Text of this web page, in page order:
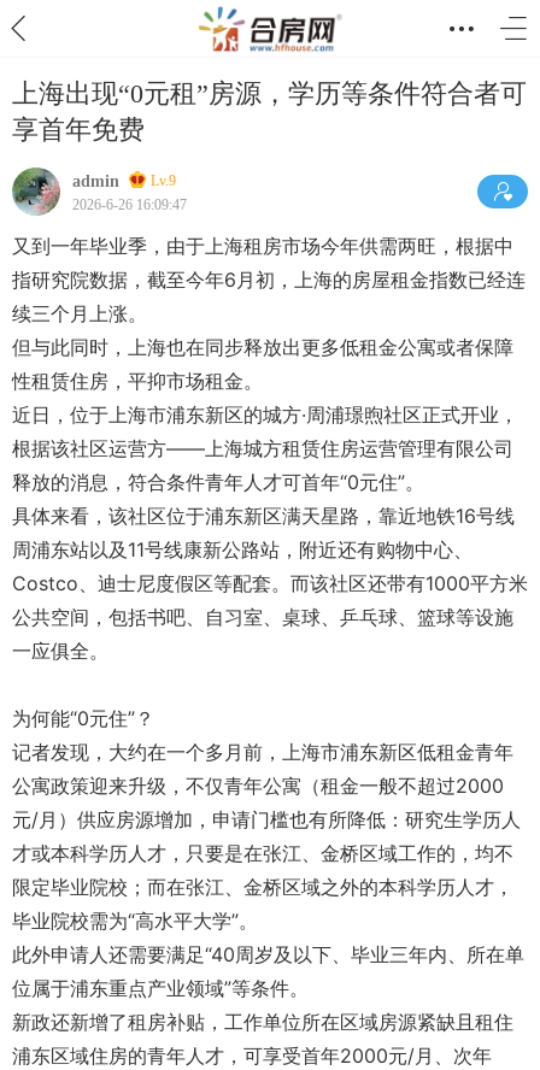
上海出现“0元租”房源，学历等条件符合者可
享首年免费
admin
Lv.9
2026-6-26 16:09:47
又到一年毕业季，由于上海租房市场今年供需两旺，根据中
指研究院数据，截至今年6月初，上海的房屋租金指数已经连
续三个月上涨。
但与此同时，上海也在同步释放出更多低租金公寓或者保障
性租赁住房，平抑市场租金。
近日，位于上海市浦东新区的城方·周浦璟煦社区正式开业，
根据该社区运营方——上海城方租赁住房运营管理有限公司
释放的消息，符合条件青年人才可首年“0元住”。
具体来看，该社区位于浦东新区满天星路，靠近地铁16号线
周浦东站以及11号线康新公路站，附近还有购物中心、
Costco、迪士尼度假区等配套。而该社区还带有1000平方米
公共空间，包括书吧、自习室、桌球、乒乓球、篮球等设施
一应俱全。
为何能“0元住”？
记者发现，大约在一个多月前，上海市浦东新区低租金青年
公寓政策迎来升级，不仅青年公寓（租金一般不超过2000
元/月）供应房源增加，申请门槛也有所降低：研究生学历人
才或本科学历人才，只要是在张江、金桥区域工作的，均不
限定毕业院校；而在张江、金桥区域之外的本科学历人才，
毕业院校需为“高水平大学”。
此外申请人还需要满足“40周岁及以下、毕业三年内、所在单
位属于浦东重点产业领域”等条件。
新政还新增了租房补贴，工作单位所在区域房源紧缺且租住
浦东区域住房的青年人才，可享受首年2000元/月、次年